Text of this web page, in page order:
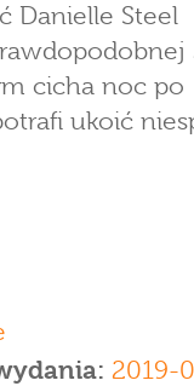
Danielle Steel
cicha noc po
ukoić
2019-